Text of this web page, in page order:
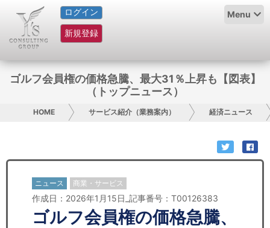
ログイン
新規登録
Menu
HOME
サービス紹介
お問い合わせ
日本人にPR
コンサルティング
ゴルフ会員権の価格急騰、最大31％上昇も【図表】
（トップニュース）
HOME サービス紹介（業務案内） 経済ニュース
ニュース 商業・サービス
作成日：2026年1月15日_記事番号：T00126383
ゴルフ会員権の価格急騰、